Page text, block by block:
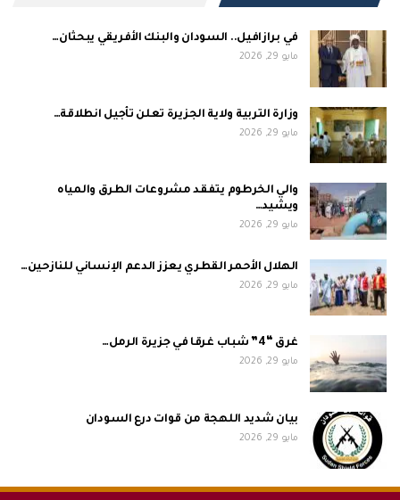
في برازافيل.. السودان والبنك الأفريقي يبحثان…
مايو 29, 2026
وزارة التربية ولاية الجزيرة تعلن تأجيل انطلاقة…
مايو 29, 2026
والي الخرطوم يتفقد مشروعات الطرق والمياه
ويشيد…
مايو 29, 2026
الهلال الأحمر القطري يعزز الدعم الإنساني للنازحين…
مايو 29, 2026
غرق “4” شباب غرقا في جزيرة الرمل…
مايو 29, 2026
بيان شديد اللهجة من قوات درع السودان
مايو 29, 2026